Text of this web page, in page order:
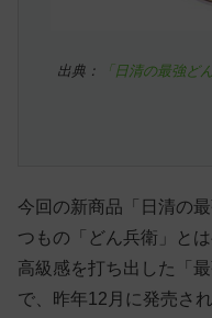
出典：
「日清の最強ど
今回の新商品「日清の
つもの「どん兵衛」と
高級感を打ち出した「
で、昨年12月に発売され